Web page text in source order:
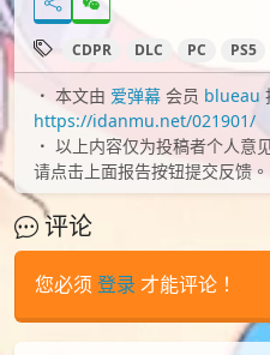
CDPR DLC PC PS5
本文由 爱弹幕 会员 blueau
https://idanmu.net/021901/
以上内容仅为投稿者个人意
请点击上面报告按钮提交反馈。
评论
您必须登录 才能评论！